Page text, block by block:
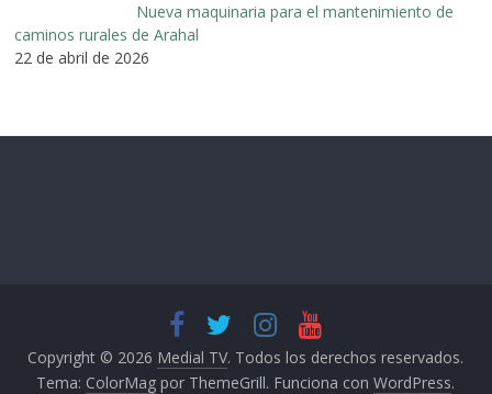
Nueva maquinaria para el mantenimiento de
caminos rurales de Arahal
22 de abril de 2026
Copyright © 2026 Medial TV. Todos los derechos reservados.
Tema: ColorMag por ThemeGrill. Funciona conWordPress.